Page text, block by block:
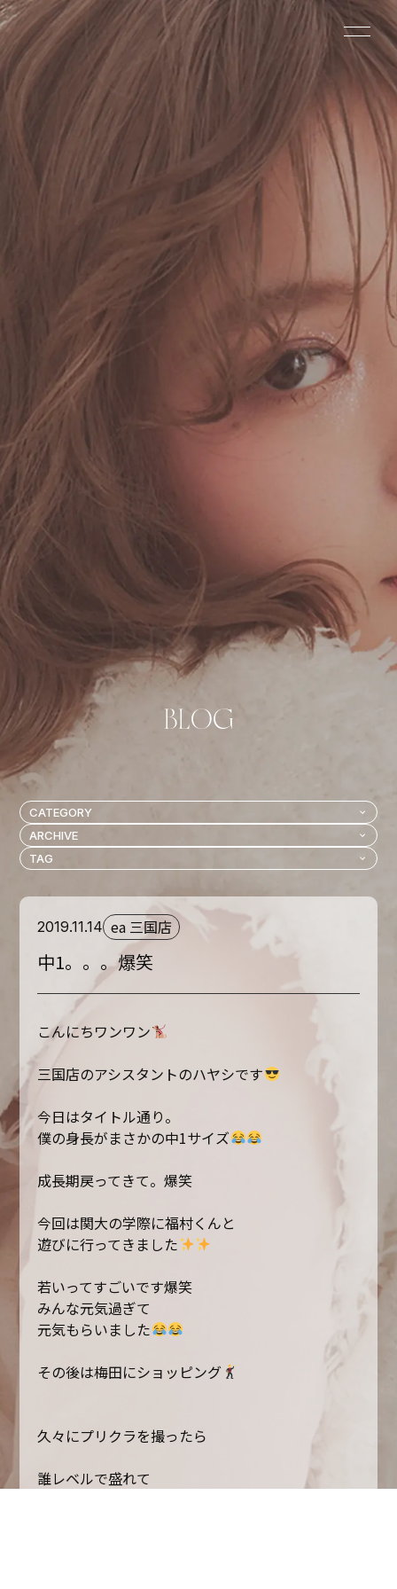
2019.11.14 ea 三国店
中1。。。爆笑
こんにちワンワン
三国店のアシスタントのハヤシです
今日はタイトル通り。
僕の身長がまさかの中1サイズ
成長期戻ってきて。爆笑
今回は関大の学際に福村くんと
遊びに行ってきました
若いってすごいです爆笑
みんな元気過ぎて
元気もらいました
その後は梅田にショッピング
久々にプリクラを撮ったら
誰レベルで盛れて